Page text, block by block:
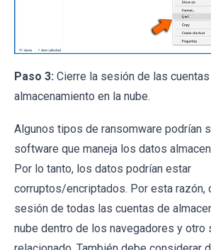
Paso 3: Cierre la sesión de las
almacenamiento en la nube.
Algunos tipos de ransomware podrían
software que maneja los datos
Por lo tanto, los datos podrían estar
corruptos/encriptados. Por esta razón,
sesión de todas las cuentas de
nube dentro de los navegadores y otro